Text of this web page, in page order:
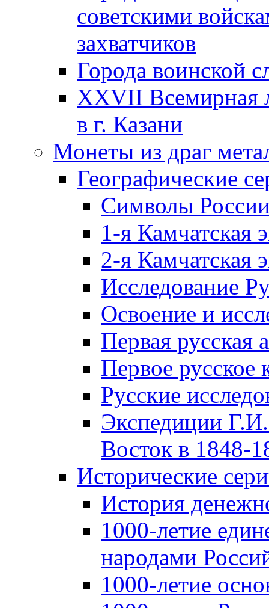
советскими
захватчиков
Города воинской
XXVII Всемирная
в г. Казани
Монеты из драг
Географические
Символы
1-я Камчатская
2-я Камчатская
Исследование
Освоение и
Первая русская
Первое русское
Русские
Экспедиции
Восток в 1848-
Исторические
История
1000-летие
народами
1000-летие